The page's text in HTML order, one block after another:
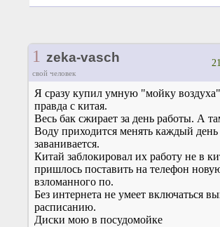
1 zeka-vasch
свой человек
Я сразу купил умную "мойку
правда с китая.
Весь бак сжирает за день работы. А
Воду приходится менять каждый день
заванивается.
Китай заблокировал их работу не в
пришлось поставить на телефон
взломанного по.
Без интернета не умеет включаться
расписанию.
Диски мою в посудомойке